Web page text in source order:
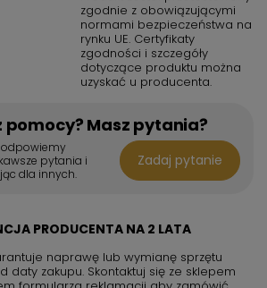
zgodnie z obowiązującymi
normami bezpieczeństwa na
rynku UE. Certyfikaty
zgodności i szczegóły
dotyczące produktu można
uzyskać u producenta.
pomocy? Masz pytania?
pytania i
dla innych.
Zadaj pytanie
PRODUCENTA NA 2 LATA
naprawę lub wymianę sprzętu
daty zakupu. Skontaktuj się ze sklepem